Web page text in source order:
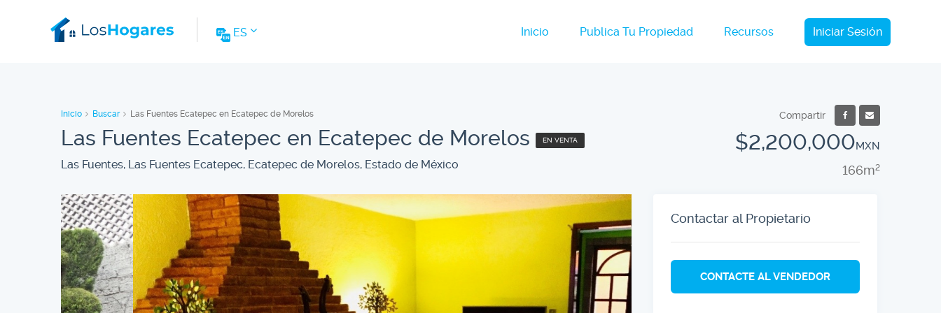
ES Inicio Publica Tu Propiedad Recursos Iniciar Sesión
Inicio Buscar Las Fuentes Ecatepec en Ecatepec de Morelos
Las Fuentes Ecatepec en Ecatepec de Morelos EN VENTA
Las Fuentes, Las Fuentes Ecatepec, Ecatepec de Morelos, Estado de México
Compartir
$2,200,000MXN
166m2
Contactar al Propietario
CONTACTE AL VENDEDOR